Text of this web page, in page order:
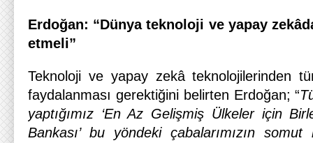
Erdoğan: “Dünya teknoloji ve yapay
etmeli”
Teknoloji ve yapay zekâ teknolojilerinden
faydalanması gerektiğini belirten Erdoğan; “
yaptığımız ‘En Az Gelişmiş Ülkeler için
Bankası’ bu yöndeki çabalarımızın